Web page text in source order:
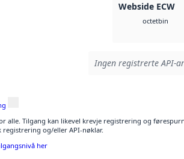
Webside ECW
octetbin
Ingen registrerte API-
alle. Tilgang kan likevel krevje registrering og
registrering og/eller API-nøklar.
her